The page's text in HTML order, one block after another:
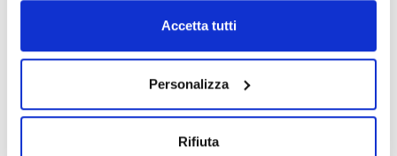
Accetta tutti
Personalizza
Rifiuta
20 piastre da 90
imballaggio
064-PA0032
20x90mmØ
Acquista